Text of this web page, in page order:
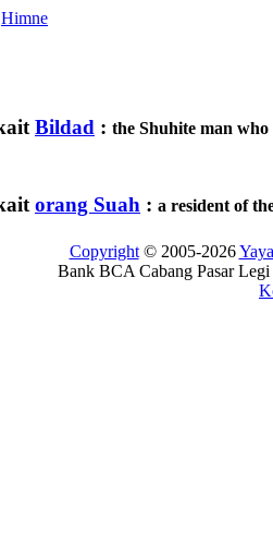
Himne
Bildad : the Shuhite man
orang Suah : a resident of
Copyright© 2005-2026
Bank BCA Cabang Pasar